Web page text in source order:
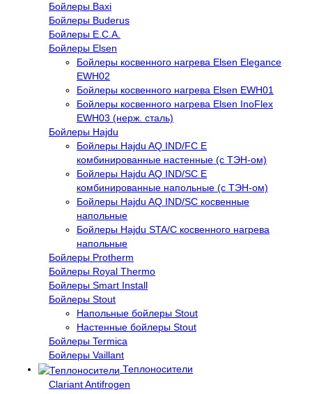
Бойлеры Baxi
Бойлеры Buderus
Бойлеры E.C.A.
Бойлеры Elsen
Бойлеры косвенного нагрева Elsen Elegance
EWH02
Бойлеры косвенного нагрева Elsen EWH01
Бойлеры косвенного нагрева Elsen InoFlex
EWH03 (нерж. сталь)
Бойлеры Hajdu
Бойлеры Hajdu AQ IND/FC E
комбинированные настенные (с ТЭН-ом)
Бойлеры Hajdu AQ IND/SC E
комбинированные напольные (с ТЭН-ом)
Бойлеры Hajdu AQ IND/SC косвенные
напольные
Бойлеры Hajdu STA/C косвенного нагрева
напольные
Бойлеры Protherm
Бойлеры Royal Thermo
Бойлеры Smart Install
Бойлеры Stout
Напольные бойлеры Stout
Настенные бойлеры Stout
Бойлеры Termica
Бойлеры Vaillant
Теплоносители
Clariant Antifrogen